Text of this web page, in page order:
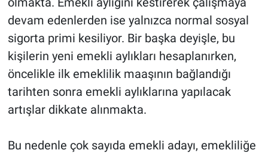
devam edenlerden ise yalnızca normal sosyal
sigorta primi kesiliyor. Bir başka deyişle, bu
kişilerin yeni emekli aylıkları hesaplanırken,
öncelikle ilk emeklilik maaşının bağlandığı
tarihten sonra emekli aylıklarına yapılacak
artışlar dikkate alınmakta.
Bu nedenle çok sayıda emekli adayı, emekliliğe